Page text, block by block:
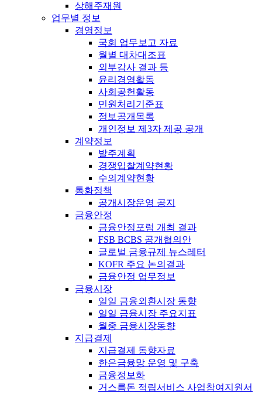
상해주재원
업무별 정보
경영정보
국회 업무보고 자료
월별 대차대조표
외부감사 결과 등
윤리경영활동
사회공헌활동
민원처리기준표
정보공개목록
개인정보 제3자 제공 공개
계약정보
발주계획
경쟁입찰계약현황
수의계약현황
통화정책
공개시장운영 공지
금융안정
금융안정포럼 개최 결과
FSB BCBS 공개협의안
글로벌 금융규제 뉴스레터
KOFR 주요 논의결과
금융안정 업무정보
금융시장
일일 금융외환시장 동향
일일 금융시장 주요지표
월중 금융시장동향
지급결제
지급결제 동향자료
한은금융망 운영 및 구축
금융정보화
거스름돈 적립서비스 사업참여지원서